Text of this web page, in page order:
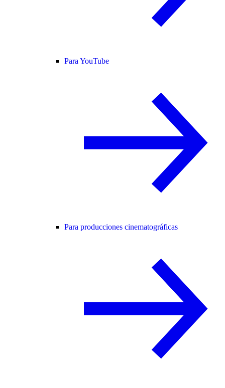
Para YouTube
Para producciones cinematográficas